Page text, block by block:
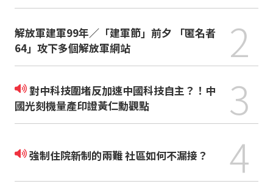
解放軍建軍99年／「建軍節」前夕 「匿名者
64」攻下多個解放軍網站
2
對中科技圍堵反加速中國科技自主？！中
國光刻機量產印證黃仁勳觀點
3
強制住院新制的兩難 社區如何不漏接？ 4